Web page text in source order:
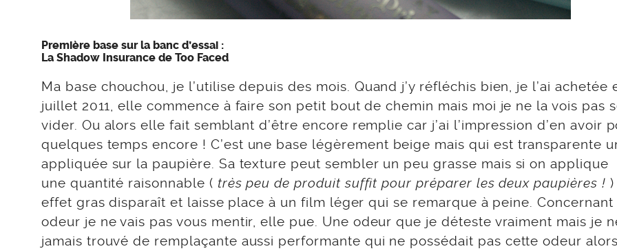
Première base sur la banc d’essai :
La Shadow Insurance de Too Faced
Ma base chouchou, je l’utilise depuis des mois. Quand j’y réfléchis bien, je l’ai achetée
juillet 2011, elle commence à faire son petit bout de chemin mais moi je ne la vois pas
vider. Ou alors elle fait semblant d’être encore remplie car j’ai l’impression d’en avoir
quelques temps encore ! C’est une base légèrement beige mais qui est transparente
appliquée sur la paupière. Sa texture peut sembler un peu grasse mais si on applique
une quantité raisonnable ( très peu de produit suffit pour préparer les deux paupières !
effet gras disparaît et laisse place à un film léger qui se remarque à peine. Concernant
odeur je ne vais pas vous mentir, elle pue. Une odeur que je déteste vraiment mais je
jamais trouvé de remplaçante aussi performante qui ne possédait pas cette odeur alors